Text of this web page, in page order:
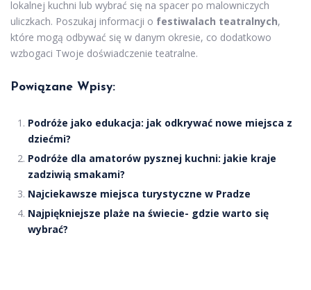
lokalnej kuchni lub wybrać się na spacer po malowniczych
uliczkach. Poszukaj informacji o festiwalach teatralnych,
które mogą odbywać się w danym okresie, co dodatkowo
wzbogaci Twoje doświadczenie teatralne.
Powiązane Wpisy:
Podróże jako edukacja: jak odkrywać nowe miejsca z
dziećmi?
Podróże dla amatorów pysznej kuchni: jakie kraje
zadziwią smakami?
Najciekawsze miejsca turystyczne w Pradze
Najpiękniejsze plaże na świecie- gdzie warto się
wybrać?